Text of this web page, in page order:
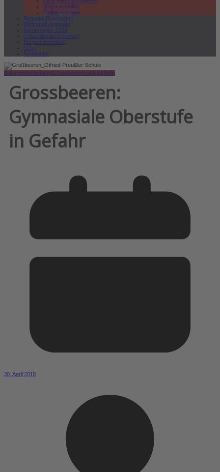
Verkaufsstellen
Online Ausgabe
Regional Rundschau
Wirtschaft.Kompakt
Karriereleiter 2026
Gesundheitswegweiser
Bürgerinformation
Shop
Newsletter
BildungBrandenburgGrossbeerenLudwigsfelde
Grossbeeren:
Gymnasiale Oberstufe
in Gefahr
30. April 2018